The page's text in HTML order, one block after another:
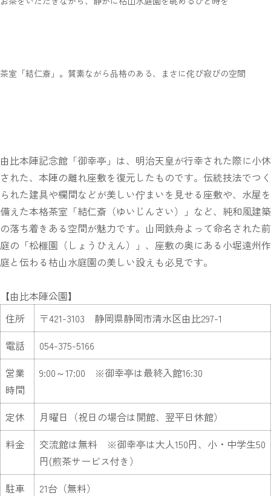
茶室「結仁斎」。質素ながら品格のある、まさに侘び寂びの空間
由比本陣記念館「御幸亭」は、明治天皇が行幸された際に小休
された、本陣の離れ座敷を復元したものです。伝統技法でつく
られた建具や欄間などが美しい佇まいを見せる座敷や、水屋を
備えた本格茶室「結仁斎（ゆいじんさい）」など、純和風建築
の落ち着きある空間が魅力です。山岡鉄舟よって命名された前
庭の「松榧園（しょうひえん）」、座敷の奥にある小堀遠州作
庭と伝わる枯山水庭園の美しい設えも必見です。
【由比本陣公園】
住所
〒421-3103 静岡県静岡市清水区由比297-1
電話
054-375-5166
営業
時間
9:00～17:00 ※御幸亭は最終入館16:30
定休
月曜日（祝日の場合は開館、翌平日休館）
料金
交流館は無料 ※御幸亭は大人150円、小・中学生50
円(煎茶サービス付き）
駐車
21台（無料）